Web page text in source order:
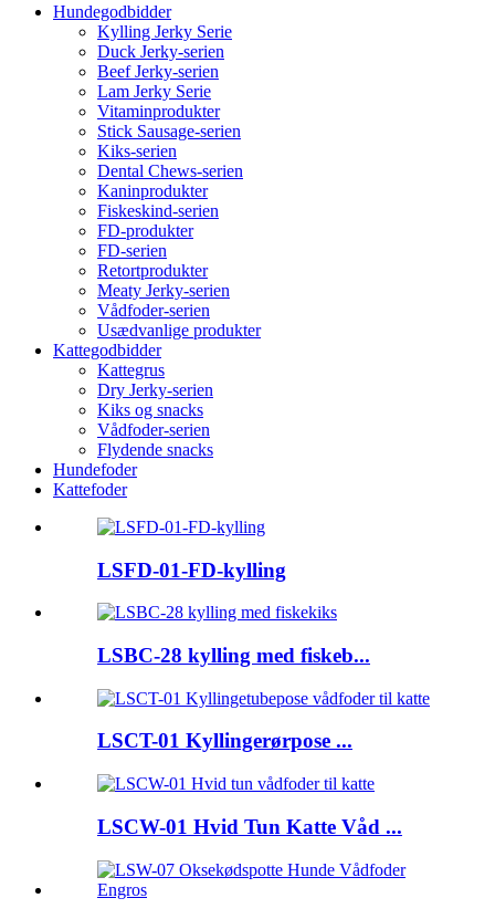
Hundegodbidder
Kylling Jerky Serie
Duck Jerky-serien
Beef Jerky-serien
Lam Jerky Serie
Vitaminprodukter
Stick Sausage-serien
Kiks-serien
Dental Chews-serien
Kaninprodukter
Fiskeskind-serien
FD-produkter
FD-serien
Retortprodukter
Meaty Jerky-serien
Vådfoder-serien
Usædvanlige produkter
Kattegodbidder
Kattegrus
Dry Jerky-serien
Kiks og snacks
Vådfoder-serien
Flydende snacks
Hundefoder
Kattefoder
LSFD-01-FD-kylling
LSBC-28 kylling med fiskeb...
LSCT-01 Kyllingerørpose ...
LSCW-01 Hvid Tun Katte Våd ...